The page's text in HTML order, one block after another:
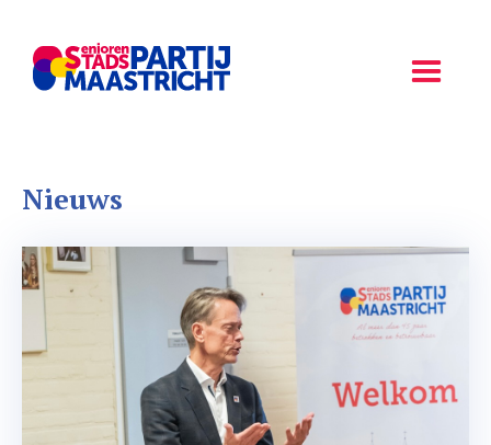
Nieuws